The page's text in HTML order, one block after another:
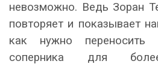
невозможно. Ведь Зоран
повторяет и показывает
как нужно переносить
соперника для